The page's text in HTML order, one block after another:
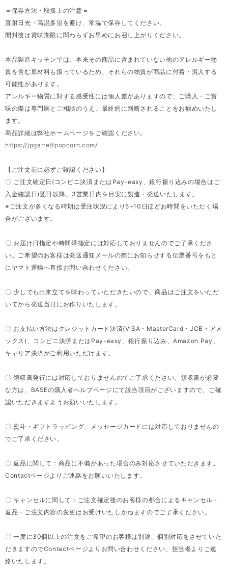
＝保存方法・取扱上の注意＝
直射日光・高温多湿を避け、常温で保存してください。
開封後は賞味期限に関わらずお早めにお召し上がりください。
本品製造キッチンでは、本来その商品に含まれていない他のアレルギー物
質を含む原材料も扱っているため、それらの物質が商品に付着・混入する
可能性があります。
アレルギー物質に対する感受性には個人差がありますので、ご購入・ご賞
味の際は専門医とご相談のうえ、最終的に判断されることをお勧めいたし
ます。
商品詳細は弊社ホームページをご確認ください。
https://jpgarrettpopcorn.com/
【ご注文前に必ずご確認ください】
〇 ご注文確定日(コンビニ決済またはPay-easy、銀行振り込みの場合はご
入金確認日)翌日以降、3営業日内を目安に製造・発送いたします。
※ご注文が多くなる時期は受注状況により5~10日ほどお時間をいただく場
合がございます。
〇 お届け日指定や時間帯指定には対応しておりませんのでご了承くださ
い。ご希望のお客様は発送通知メールの際にお知らせする伝票番号をもと
にヤマト運輸へ直接お問い合わせください。
〇 少しでも出来立てを味わっていただきたいので、商品はご注文をいただ
いてから発送当日にお作りいたします。
〇 お支払い方法はクレジットカード決済(VISA・MasterCard・JCB・アメ
ックス)、コンビニ決済またはPay-easy、銀行振り込み、Amazon Pay、
キャリア決済がご利用いただけます。
〇 領収書発行には対応しておりませんのでご了承ください。領収書が必要
な方は、BASEの購入者ヘルプページにて該当項目がございますので、ご確
認いただきますようお願いいたします。
〇 熨斗・ギフトラッピング、メッセージカードには対応しておりませんの
でご了承ください。
〇 返品に関して：商品に不備があった場合のみ対応させていただきます。
Contactページよりご連絡をお願いいたします。
〇 キャンセルに関して：ご注文確定後のお客様の都合によるキャンセル・
返品・ご注文内容の変更はお受けいたしかねますのでご了承ください。
〇 一度に30個以上の注文をご希望のお客様は別途、個別対応をさせていた
だきますのでContactページよりお問い合わせください。担当者よりご連
絡いたします。